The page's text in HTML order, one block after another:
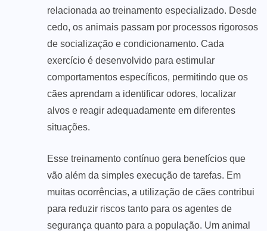
relacionada ao treinamento especializado. Desde
cedo, os animais passam por processos rigorosos
de socialização e condicionamento. Cada
exercício é desenvolvido para estimular
comportamentos específicos, permitindo que os
cães aprendam a identificar odores, localizar
alvos e reagir adequadamente em diferentes
situações.
Esse treinamento contínuo gera benefícios que
vão além da simples execução de tarefas. Em
muitas ocorrências, a utilização de cães contribui
para reduzir riscos tanto para os agentes de
segurança quanto para a população. Um animal